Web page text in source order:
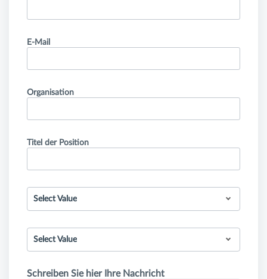
E-Mail
Organisation
Titel der Position
Select Value
Select Value
Schreiben Sie hier Ihre Nachricht